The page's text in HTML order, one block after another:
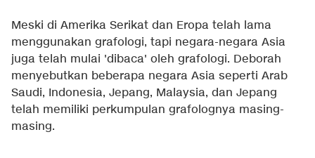
Meski di Amerika Serikat dan Eropa telah lama
menggunakan grafologi, tapi negara-negara Asia
juga telah mulai 'dibaca' oleh grafologi. Deborah
menyebutkan beberapa negara Asia seperti Arab
Saudi, Indonesia, Jepang, Malaysia, dan Jepang
telah memiliki perkumpulan grafolognya masing-
masing.